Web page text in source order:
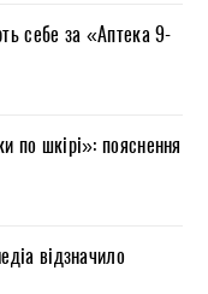
себе за «Аптека 9-
по шкірі»: пояснення
відзначило